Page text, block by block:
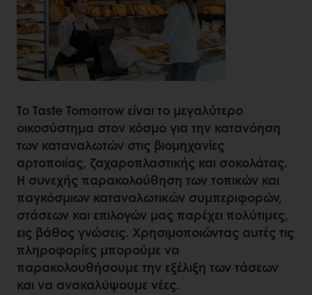
Το Taste Tomorrow είναι το μεγαλύτερο
οικοσύστημα στον κόσμο για την κατανόηση
των καταναλωτών στις βιομηχανίες
αρτοποιίας, ζαχαροπλαστικής και σοκολάτας.
Η συνεχής παρακολούθηση των τοπικών και
παγκόσμιων καταναλωτικών συμπεριφορών,
στάσεων και επιλογών μας παρέχει πολύτιμες,
εις βάθος γνώσεις. Χρησιμοποιώντας αυτές τις
πληροφορίες μπορούμε να
παρακολουθήσουμε την εξέλιξη των τάσεων
και να ανακαλύψουμε νέες.